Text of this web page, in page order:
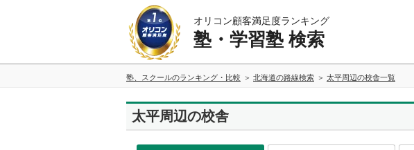
オリコン顧客満足度ランキング
塾・学習塾 検索
塾、スクールのランキング・比較 北海道の路線検索 太平周辺の校舎一覧
太平周辺の校舎